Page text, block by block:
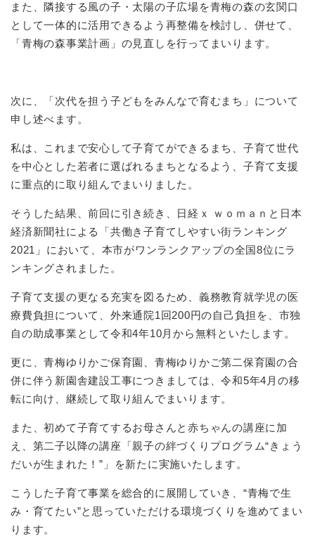
また、隣接する風の子・太陽の子広場を青梅の森の玄関口
として一体的に活用できるよう再整備を検討し、併せて、
「青梅の森事業計画」の見直しを行ってまいります。
次に、「次代を担う子どもをみんなで育むまち」について
申し述べます。
私は、これまで安心して子育てができるまち、子育て世代
を中心とした若者に選ばれるまちとなるよう、子育て支援
に重点的に取り組んでまいりました。
そうした結果、前回に引き続き、日経ｘ ｗｏｍａｎと日本
経済新聞社による「共働き子育てしやすい街ランキング
2021」において、本市がワンランクアップの全国8位にラ
ンキングされました。
子育て支援の更なる充実を図るため、義務教育就学児の医
療費負担について、外来通院1回200円の自己負担を、市独
自の助成事業として令和4年10月から無料といたします。
更に、青梅ゆりかご保育園、青梅ゆりかご第二保育園の合
併に伴う新園舎建設工事につきましては、令和5年4月の移
転に向け、継続して取り組んでまいります。
また、初めて子育てするお母さんと赤ちゃんの講座に加
え、第二子以降の講座「親子の絆づくりプログラム“きょう
だいが生まれた！”」を新たに実施いたします。
こうした子育て事業を総合的に展開していき、“青梅で生
み・育てたい”と思っていただける環境づくりを進めてまい
ります。